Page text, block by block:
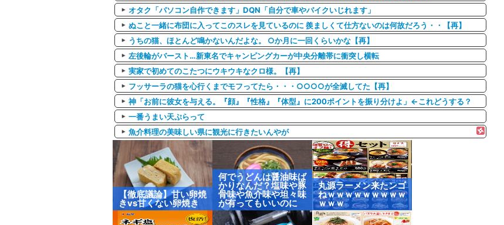
オタク「パソコン自作できます」DQN「自分で車やバイクいじれます」
ぬこと一緒に布団に入ってこのスレを見ているのに 羨ましくて仕方ないのは何故だろう・・【再】
うちの猫、ほとんど鳴かないんだよな。 ○か月に一回くらいかな【再】
左後輪がバースト…新東名でキャンピングカーが中央分離帯に衝突し横転
実家で初めてのこたつにウキウキなクロ様。【再】
フッサーラの猫を心行くまでモフってたら・・・○○○○が全滅してた【再】
神「お前に彼女を与える。『顔』『性格』『体型』に200ポイントを振り分けよ」←これどうする？
一番うまい天ぷらって
魚介料理の美味しい県に観光に行きたいんやが
【徹底議論】甘い卵焼
きvs甘くない卵焼き
何でうどんは醤油味ば
かりなんだ？塩味や豚
骨味や魚介味や坦々味
が有ってもいいのに
丸源ラーメン来たンゴ
ねｗｗｗｗｗｗｗｗｗ
ｗｗｗ